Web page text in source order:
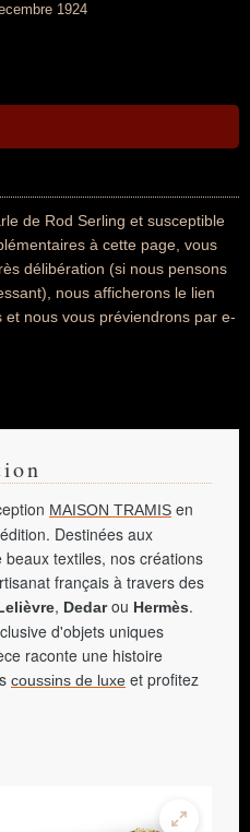
1924
de Rod Serling et susceptible
à cette page, vous
délibération (si nous pensons
nous afficherons le lien
nous vous préviendrons par e-
MAISON TRAMIS en
Destinées aux
textiles, nos créations
français à travers des
, Dedarou Hermès.
d'objets uniques
raconte une histoire
coussins de luxe et profitez